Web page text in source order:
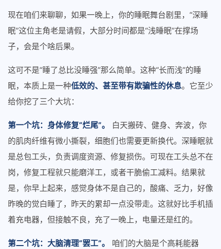
现在咱们来聊聊，如果一晚上，你的睡眠舞台剧里，“深睡
眠”这位主角老是请假，大部分时间都是“浅睡眠”在撑场
子，会是个啥后果。
这可不是“睡了总比没睡强”那么简单。这种“长而浅”的睡
眠，本质上是一种低效的、甚至带有欺骗性的休息。它至少
给你挖了三个大坑：
第一个坑：身体修复“烂尾”。
白天搬砖、健身、奔波，你
的肌肉纤维有微小撕裂，细胞们也需要更新换代。深睡眠就
是总包工头，负责调度资源、修复损伤。可现在工头总不在
岗，修复工程就只能磨洋工，或者干脆偷工减料。结果就
是，你早上起来，感觉身体不是自己的，酸痛、乏力，好像
昨晚的觉白睡了，昨天的累却一点没带走。这就好比手机插
着充电器，但接触不良，充了一晚上，电量还是红的。
第二个坑：大脑清理“罢工”。
咱们的大脑是个高耗能器